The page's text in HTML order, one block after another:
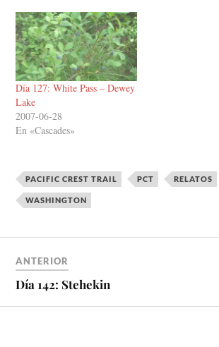
Día 127: White Pass – Dewey
Lake
2007-06-28
En «Cascades»
PACIFIC CREST TRAIL PCT RELATOS
WASHINGTON
ANTERIOR
Día 142: Stehekin